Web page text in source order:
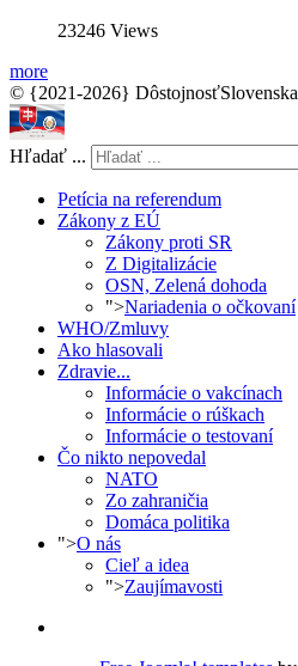
23246 Views
more
© {2021-2026} DôstojnosťSlovenska
Hľadať ...
Petícia na referendum
Zákony z EÚ
Zákony proti SR
Z Digitalizácie
OSN, Zelená dohoda
">Nariadenia o očkovaní
WHO/Zmluvy
Ako hlasovali
Zdravie...
Informácie o vakcínach
Informácie o rúškach
Informácie o testovaní
Čo nikto nepovedal
NATO
Zo zahraničia
Domáca politika
">O nás
Cieľ a idea
">Zaujímavosti